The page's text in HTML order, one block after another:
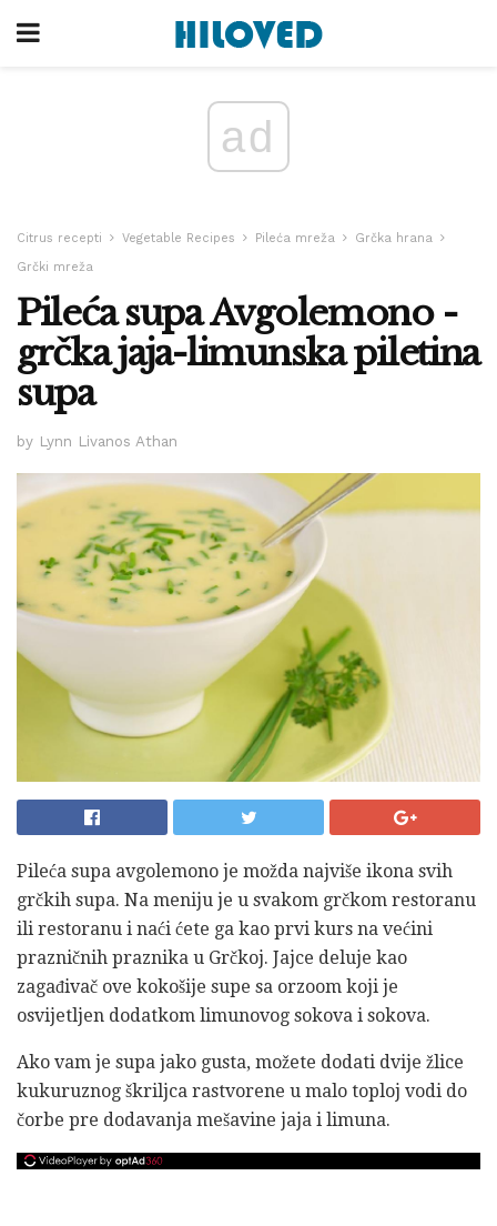
ad
Citrus recepti Vegetable Recipes Pileća mreža
Grčka hrana
Grčki mreža
Pileća supa Avgolemono -
grčka jaja-limunska piletina
supa
by Lynn Livanos Athan
Pileća supa avgolemono je možda najviše ikona svih
grčkih supa. Na meniju je u svakom grčkom restoranu
ili restoranu i naći ćete ga kao prvi kurs na većini
prazničnih praznika u Grčkoj. Jajce deluje kao
zagađivač ove kokošije supe sa orzoom koji je
osvijetljen dodatkom limunovog sokova i sokova.
Ako vam je supa jako gusta, možete dodati dvije žlice
kukuruznog škriljca rastvorene u malo toploj vodi do
čorbe pre dodavanja mešavine jaja i limuna.